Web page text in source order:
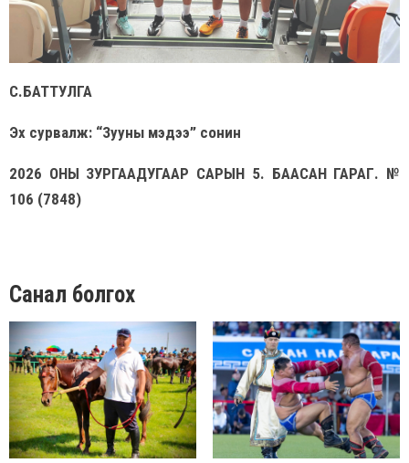
С.БАТТУЛГА
Эх сурвалж: “Зууны мэдээ” сонин
2026 ОНЫ ЗУРГААДУГААР САРЫН 5. БААСАН ГАРАГ. №
106 (7848)
Санал болгох